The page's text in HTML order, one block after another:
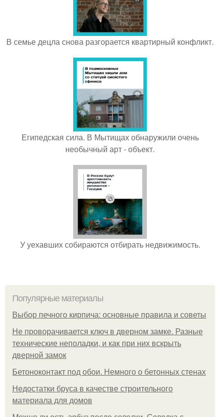
В семье децла снова разгорается квартирный конфликт.
Египедская сила. В Мытищах обнаружили очень
необычный арт - объект.
У уехавших собираются отбирать недвижимость.
Популярные материалы
Выбор печного кирпича: основные правила и советы
Не проворачивается ключ в дверном замке. Разные
технические неполадки, и как при них вскрыть
дверной замок
Бетоноконтакт под обои. Немного о бетонных стенах
Недостатки бруса в качестве строительного
материала для домов